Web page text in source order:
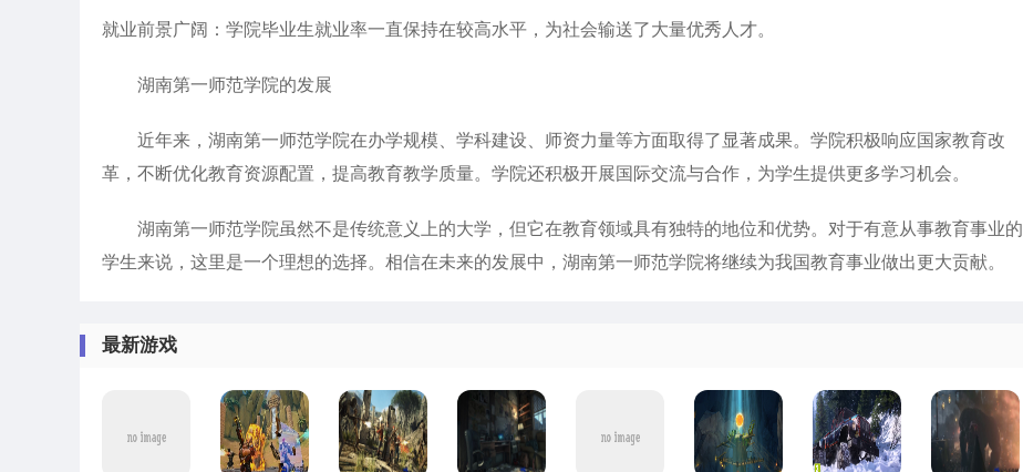
就业前景广阔：学院毕业生就业率一直保持在较高水平，为社会输送了大量优秀人才。
湖南第一师范学院的发展
近年来，湖南第一师范学院在办学规模、学科建设、师资力量等方面取得了显著成果。学院积极响应国家教育改
革，不断优化教育资源配置，提高教育教学质量。学院还积极开展国际交流与合作，为学生提供更多学习机会。
湖南第一师范学院虽然不是传统意义上的大学，但它在教育领域具有独特的地位和优势。对于有意从事教育事业的
学生来说，这里是一个理想的选择。相信在未来的发展中，湖南第一师范学院将继续为我国教育事业做出更大贡献。
最新游戏